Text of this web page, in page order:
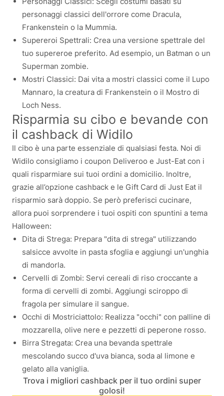
personaggi classici dell'orrore come Dracula,
Frankenstein o la Mummia.
Supereroi Spettrali: Crea una versione spettrale del
tuo supereroe preferito. Ad esempio, un Batman o un
Superman zombie.
Mostri Classici: Dai vita a mostri classici come il Lupo
Mannaro, la creatura di Frankenstein o il Mostro di
Loch Ness.
Risparmia su cibo e bevande con
il cashback di Widilo
Il cibo è una parte essenziale di qualsiasi festa. Noi di
Widilo consigliamo i coupon Deliveroo e Just-Eat con i
quali risparmiare sui tuoi ordini a domicilio. Inoltre,
grazie all’opzione cashback e le Gift Card di Just Eat il
risparmio sarà doppio. Se però preferisci cucinare,
allora puoi sorprendere i tuoi ospiti con spuntini a tema
Halloween:
Dita di Strega: Prepara "dita di strega" utilizzando
salsicce avvolte in pasta sfoglia e aggiungi un'unghia
di mandorla.
Cervelli di Zombi: Servi cereali di riso croccante a
forma di cervelli di zombi. Aggiungi sciroppo di
fragola per simulare il sangue.
Occhi di Mostriciattolo: Realizza "occhi" con palline di
mozzarella, olive nere e pezzetti di peperone rosso.
Birra Stregata: Crea una bevanda spettrale
mescolando succo d'uva bianca, soda al limone e
gelato alla vaniglia.
Trova i migliori cashback per il tuo ordini super
golosi!